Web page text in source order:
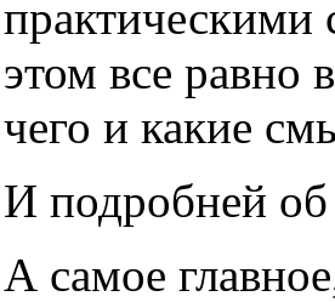
этом все равно
чего и какие
И подробней
А самое